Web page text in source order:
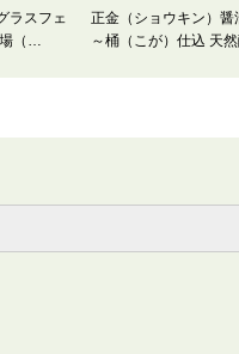
ラスフェ
（…
正金（ショウキン）醤
～桶（こが）仕込 天